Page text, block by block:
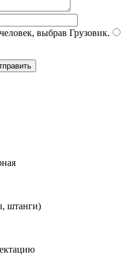
выбрав Грузовик.
штанги)